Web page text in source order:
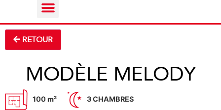
RETOUR
MODÈLE MELODY
100 m² 3 CHAMBRES